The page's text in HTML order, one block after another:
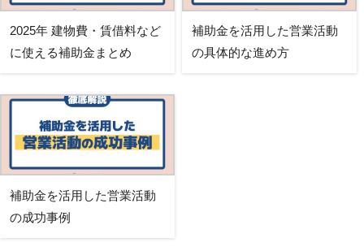
2025年 建物費・賃借料など
に使える補助金まとめ
補助金を活用した営業活動
の具体的な進め方
補助金を活用した営業活動
の成功事例